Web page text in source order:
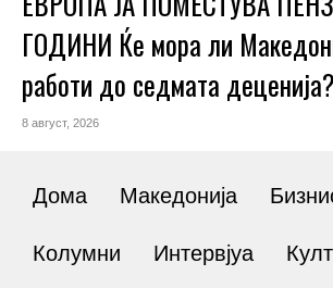
ГОДИНИ Ќе мора ли
работи до седмата деценија?
8 август, 2026
Дома Македонија
Колумни Интервјуа